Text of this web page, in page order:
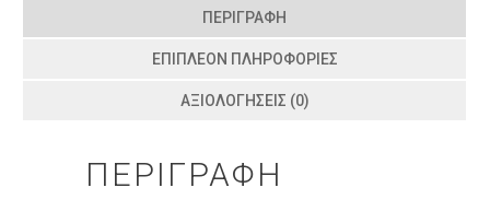
ΠΕΡΙΓΡΑΦΉ
ΕΠΙΠΛΈΟΝ ΠΛΗΡΟΦΟΡΊΕΣ
ΑΞΙΟΛΟΓΉΣΕΙΣ (0)
ΠΕΡΙΓΡΑΦΉ